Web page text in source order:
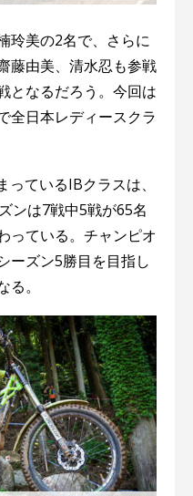
玲美の2名で、さらに
藤由美、清水忍も参戦
となるだろう。今回は
全日本レディースクラ
ているIBクラスは、
ンは7戦中5戦が65名
っている。チャンピオ
ーズン5勝目を目指し
。